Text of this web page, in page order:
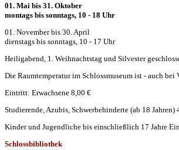
01. Mai bis 31. Oktober
montags bis sonntags, 10 - 18 Uhr
01. November bis 30. April
dienstags bis sonntags, 10 - 17 Uhr
Heiligabend, 1. Weihnachtstag und Silvester
Die Raumtemperatur im Schlossmuseum ist - auch
Eintritt: Erwachsene 8,00 €
Studierende, Azubis, Schwerbehinderte (ab 18 Jahren)
Kinder und Jugendliche bis einschließlich 17 Jahre
Schlossbibliothek